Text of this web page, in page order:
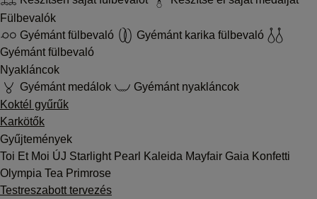
Fülbevalók
Gyémánt fülbevaló
Gyémánt karika fülbevaló
Gyémánt fülbevaló
Nyakláncok
Gyémánt medálok
Gyémánt nyakláncok
Koktél gyűrűk
Karkötők
Gyűjtemények
Toi Et Moi ÚJ Starlight Pearl Kaleida Mayfair Gaia Konfetti
Olympia Tea Primrose
Testreszabott tervezés